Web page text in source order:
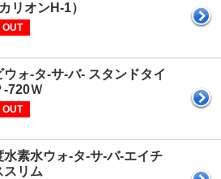
リオンH-1）
OUT
ウォ-タ-サ-バ- スタンドタイ
-720Ｗ
OUT
水素水ウォ-タ-サ-バ-エイチ
スリム